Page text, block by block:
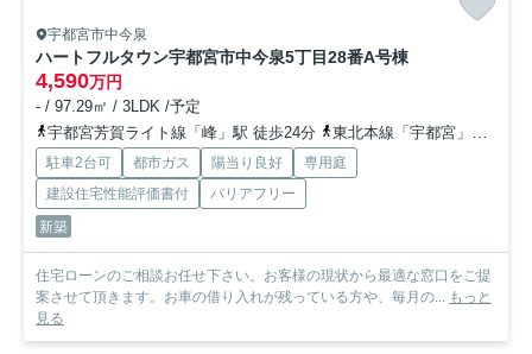
宇都宮市中今泉
ハートフルタウン宇都宮市中今泉5丁目28番A号棟
4,590万円
- / 97.29㎡ / 3LDK /予定
宇都宮芳賀ライト線「峰」駅 徒歩24分
東北本線「宇都宮」駅 徒歩33分
駐車2台可 都市ガス 陽当り良好
専用庭
建設住宅性能評価書付
バリアフリー
新築
住宅ローンのご相談お任せ下さい。お客様の現状から最適な窓口をご提
案させて頂きます。お車の借り入れが残っている方や、毎月の... もっと
見る